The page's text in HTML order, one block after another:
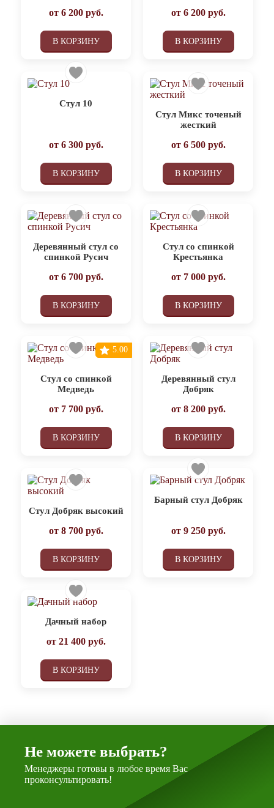
от 6 200руб.
В КОРЗИНУ
от 6 200руб.
В КОРЗИНУ
Стул 10
от 6 300руб.
В КОРЗИНУ
Стул Микс точеный
жесткий
от 6 500руб.
В КОРЗИНУ
Деревянный стул со
спинкой Русич
от 6 700руб.
В КОРЗИНУ
Стул со спинкой
Крестьянка
от 7 000руб.
В КОРЗИНУ
Стул со спинкой
Медведь
от 7 700руб.
В КОРЗИНУ
5.00
Деревянный стул
Добряк
от 8 200руб.
В КОРЗИНУ
Стул Добряк высокий
от 8 700руб.
В КОРЗИНУ
Барный стул Добряк
от 9 250руб.
В КОРЗИНУ
Дачный набор
от 21 400руб.
В КОРЗИНУ
Не можете выбрать?
Менеджеры готовы в любое время Вас
проконсультировать!